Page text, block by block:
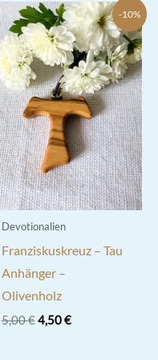
-10%
Devotionalien
Franziskuskreuz – Tau
Anhänger –
Olivenholz
5,00€ Ursprünglicher
4,50€Aktueller